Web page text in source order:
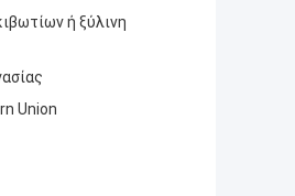
ή ξύλινη
Union